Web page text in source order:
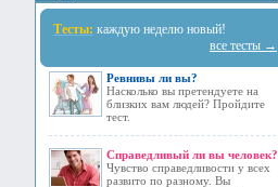
Тесты: каждую неделю новый!
все тесты →
Ревнивы ли вы?
Насколько вы претендуете на
близких вам людей? Пройдите
тест.
Справедливый ли вы человек?
Чувство справедливости у всех
развито по разному. Вы